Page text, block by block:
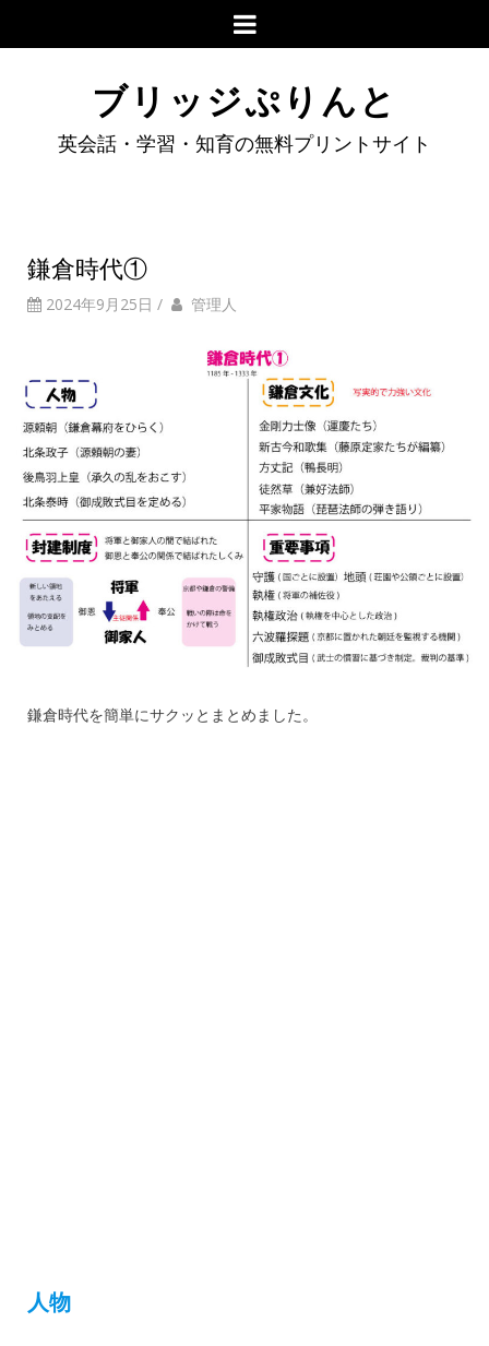
ブリッジぷりんと
英会話・学習・知育の無料プリントサイト
鎌倉時代①
2024年9月25日 / 管理人
鎌倉時代を簡単にサクッとまとめました。
人物